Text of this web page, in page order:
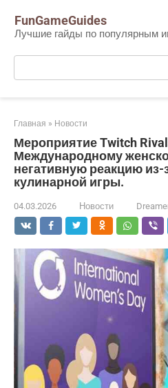
контенту
FunGameGuides
Лучшие гайды по популярным
Поиск:
Главная » Новости
Мероприятие Twitch
Международному
негативную реакцию из-
кулинарной игры.
04.03.2026 Новости